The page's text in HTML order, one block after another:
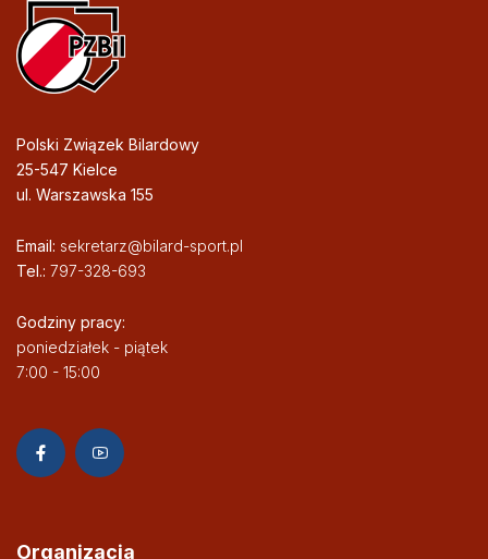
Polski Związek Bilardowy
25-547 Kielce
ul. Warszawska 155
Email: sekretarz@bilard-sport.pl
Tel.: 797-328-693
Godziny pracy:
poniedziałek - piątek
7:00 - 15:00
Organizacja